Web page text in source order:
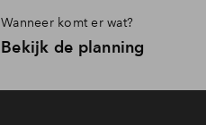
Wanneer komt er wat?
Bekijk de planning